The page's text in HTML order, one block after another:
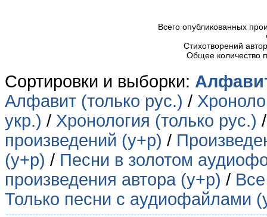
Всего опубликованных
Стихотворений
Общее количество
Сортировки и выборки:
Алфавит (только рус.) /
укр.) / Хронология (только рус.)
произведений (у+р) /
(у+р) / Песни в золотом
произведения автора (у+р) /
Только песни с аудиофайлами